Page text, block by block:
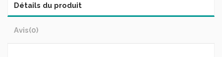
Détails du produit
Avis(0)